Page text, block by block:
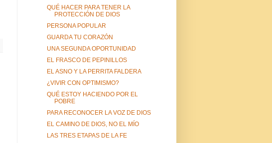
QUÉ HACER PARA TENER LA
PROTECCIÓN DE DIOS
PERSONA POPULAR
GUARDA TU CORAZÓN
UNA SEGUNDA OPORTUNIDAD
EL FRASCO DE PEPINILLOS
EL ASNO Y LA PERRITA FALDERA
¿VIVIR CON OPTIMISMO?
QUÉ ESTOY HACIENDO POR EL
POBRE
PARA RECONOCER LA VOZ DE DIOS
EL CAMINO DE DIOS, NO EL MÍO
LAS TRES ETAPAS DE LA FE